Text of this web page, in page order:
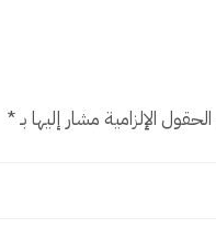
الحقول الإلزامية مشار إليها بـ*